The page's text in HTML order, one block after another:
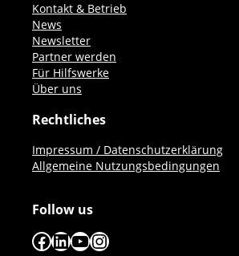
Kontakt & Betrieb
News
Newsletter
Partner werden
Für Hilfswerke
Über uns
Rechtliches
Impressum / Datenschutzerklärung
Allgemeine Nutzungsbedingungen
Follow us
Facebook
LinkedIn
YouTube
Instagram